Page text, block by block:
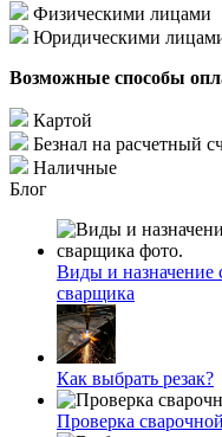
Физическими лицами
Юридическими
Возможные способы
Картой
Безнал на расчетный
Наличные
Блог
Виды и назначение
сварщика
Как выбрать резак?
Проверка